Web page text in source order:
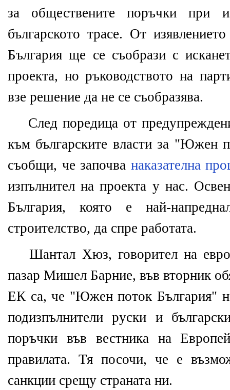
за обществените поръчки при
българското трасе. От
България ще се съобрази с
проекта, но ръководството на
взе решение да не се съобразява.
След поредица от
към българските власти за "Южен
съобщи, че започва наказателна
изпълнител на проекта у нас.
България, която е най-
строителство, да спре работата.
Шантал Хюз, говорител на
пазар Мишел Барние, във вторник
ЕК са, че "Южен поток България"
подизпълнители руски и
поръчки във вестника на
правилата. Тя посочи, че е
санкции срещу страната ни.